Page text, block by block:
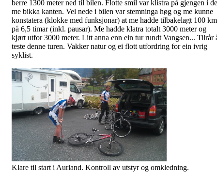
berre 1300 meter ned til bilen. Flotte smil var klistra på gjengen i
me bikka kanten. Vel nede i bilen var stemninga høg og me kunne
konstatera (klokke med funksjonar) at me hadde tilbakelagt 100 km
på 6,5 timar (inkl. pausar). Me hadde klatra totalt 3000 meter og
kjørt utfor 3000 meter. Litt anna enn ein tur rundt Vangsen... Tilrår
teste denne turen. Vakker natur og ei flott utfordring for ein ivrig
syklist.
Klare til start i Aurland. Kontroll av utstyr og omkledning.